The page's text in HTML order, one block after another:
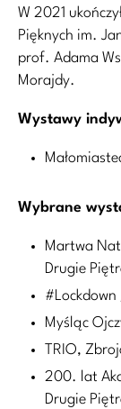
W 2021
Pięknych im.
prof. Adama
Morajdy.
Wystawy
Wybrane
Martwa
Drugie
Myśląc
TRIO,
200. lat
Drugie